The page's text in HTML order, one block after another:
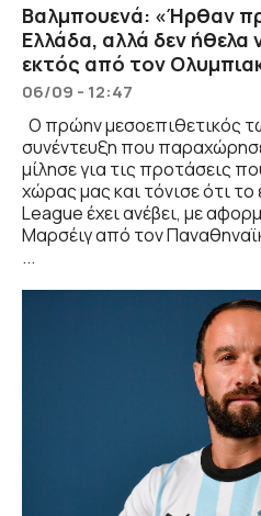
Βαλμπουενά: «Ήρθαν
Ελλάδα, αλλά δεν ήθελα
εκτός από τον
06/09 - 12:47
Ο πρώην μεσοεπιθετικός
συνέντευξη που
μίλησε για τις προτάσεις
χώρας μας και τόνισε ότι
League έχει ανέβει, με
Μαρσέιγ από τον
...